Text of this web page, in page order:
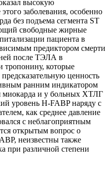
высокую
заболевания, особенно
без подъема сегмента ST
свободные жирные
пациента в
предиктором смерти
после ТЭЛА в
тропонину, которые
ценность
ранним индикатором
и у больных ХТЛГ
уровень H-FABP наряду с
как среднее давление
с неблагоприятным
открытым вопрос о
неизвестны также
при различной степени